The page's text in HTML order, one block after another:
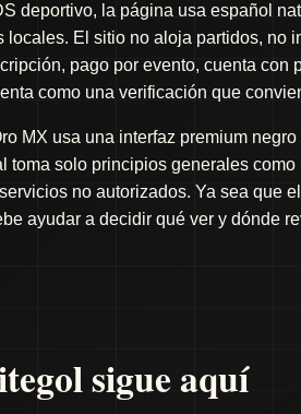
deportivo, la página usa español
locales. El sitio no aloja partidos, no
pago por evento, cuenta
como una verificación que
MX usa una interfaz premium
toma solo principios generales
no autorizados. Ya sea que
ayudar a decidir qué ver y dónde
sigue aquí